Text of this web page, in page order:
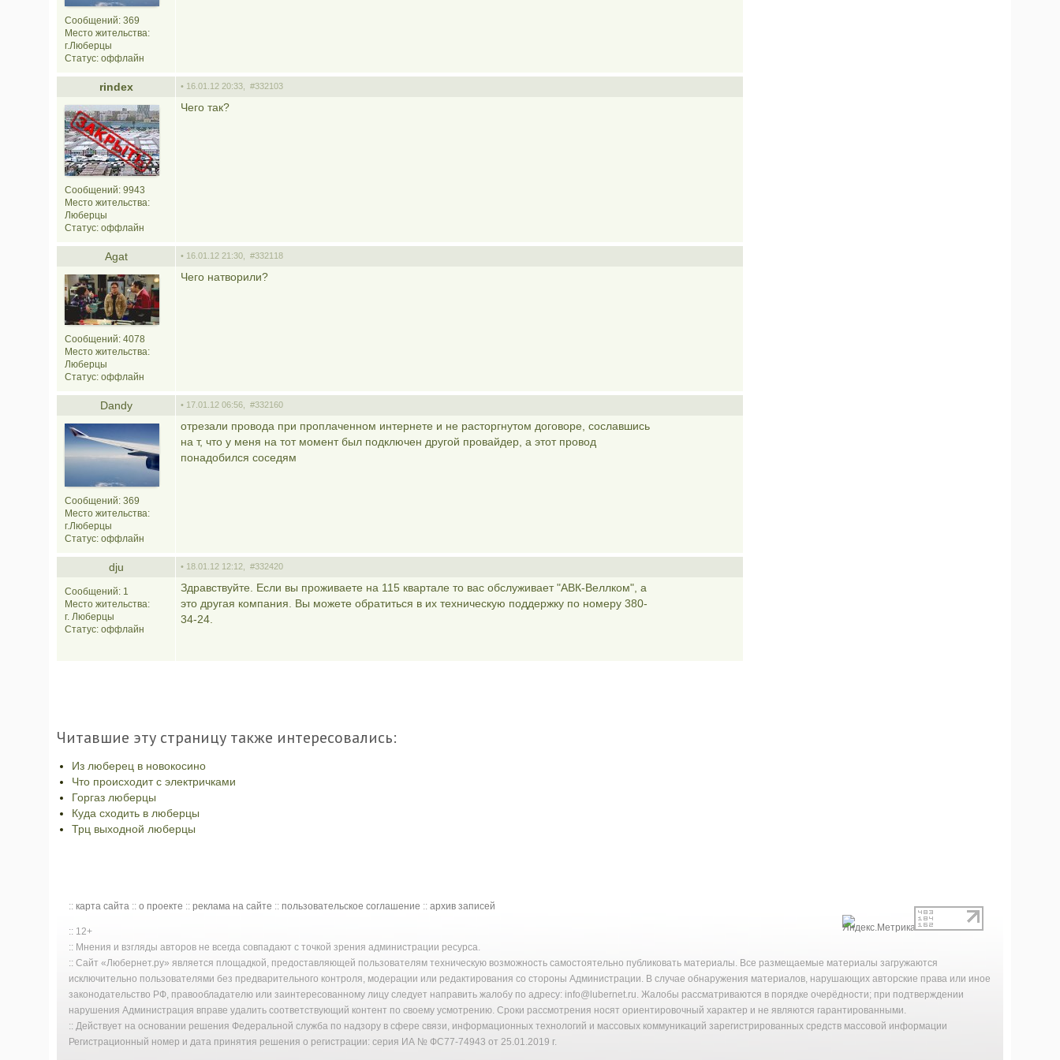
Сообщений: 369
Место жительства:
г.Люберцы
Статус: оффлайн
rindex • 16.01.12 20:33, #332103
Сообщений: 9943
Место жительства:
Люберцы
Статус: оффлайн
Чего так?
Agat • 16.01.12 21:30, #332118
Сообщений: 4078
Место жительства:
Люберцы
Статус: оффлайн
Чего натворили?
Dandy • 17.01.12 06:56, #332160
Сообщений: 369
Место жительства:
г.Люберцы
Статус: оффлайн
отрезали провода при проплаченном интернете и не расторгнутом договоре, сославшись
на т, что у меня на тот момент был подключен другой провайдер, а этот провод
понадобился соседям
dju • 18.01.12 12:12, #332420
Сообщений: 1
Место жительства:
г. Люберцы
Статус: оффлайн
Здравствуйте. Если вы проживаете на 115 квартале то вас обслуживает "АВК-Веллком", а
это другая компания. Вы можете обратиться в их техническую поддержку по номеру 380-
34-24.
Читавшие эту страницу также интересовались:
Из люберец в новокосино
Что происходит с электричками
Горгаз люберцы
Куда сходить в люберцы
Трц выходной люберцы
:: карта сайта :: о проекте :: реклама на сайте :: пользовательское соглашение :: архив записей
:: 12+
:: Мнения и взгляды авторов не всегда совпадают с точкой зрения администрации ресурса.
:: Сайт «Любернет.ру» является площадкой, предоставляющей пользователям техническую возможность самостоятельно публиковать материалы. Все размещаемые материалы загружаются
исключительно пользователями без предварительного контроля, модерации или редактирования со стороны Администрации. В случае обнаружения материалов, нарушающих авторские права или иное
законодательство РФ, правообладателю или заинтересованному лицу следует направить жалобу по адресу: info@lubernet.ru. Жалобы рассматриваются в порядке очерёдности; при подтверждении
нарушения Администрация вправе удалить соответствующий контент по своему усмотрению. Сроки рассмотрения носят ориентировочный характер и не являются гарантированными.
:: Действует на основании решения Федеральной служба по надзору в сфере связи, информационных технологий и массовых коммуникаций зарегистрированных средств массовой информации
Регистрационный номер и дата принятия решения о регистрации: серия ИА № ФС77-74943 от 25.01.2019 г.